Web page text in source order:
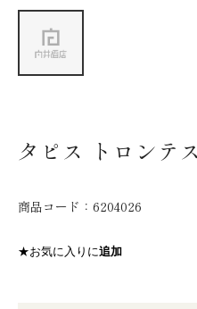
タピス トロンテ
商品コード： 6204026
★お気に入りに追加